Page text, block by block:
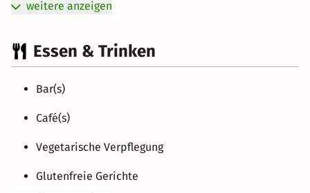
weitere anzeigen
Essen & Trinken
Bar(s)
Café(s)
Vegetarische Verpflegung
Glutenfreie Gerichte